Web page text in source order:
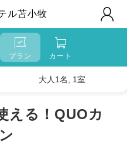
ル苫小牧
プラン カート
大人1名, 1室
える！QUOカ